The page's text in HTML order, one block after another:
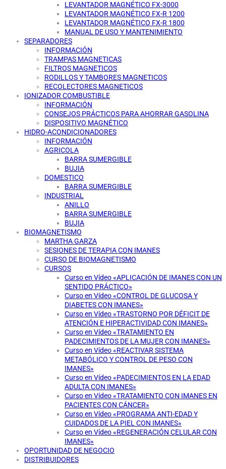
LEVANTADOR MAGNÉTICO FX-3000
LEVANTADOR MAGNÉTICO FX-R 1200
LEVANTADOR MAGNÉTICO FX-R 1800
MANUAL DE USO Y MANTENIMIENTO
SEPARADORES
INFORMACIÓN
TRAMPAS MAGNETICAS
FILTROS MAGNETICOS
RODILLOS Y TAMBORES MAGNETICOS
RECOLECTORES MAGNETICOS
IONIZADOR COMBUSTIBLE
INFORMACIÓN
CONSEJOS PRÁCTICOS PARA AHORRAR GASOLINA
DISPOSITIVO MAGNÉTICO
HIDRO-ACONDICIONADORES
INFORMACIÓN
AGRICOLA
BARRA SUMERGIBLE
BUJIA
DOMESTICO
BARRA SUMERGIBLE
INDUSTRIAL
ANILLO
BARRA SUMERGIBLE
BUJIA
BIOMAGNETISMO
MARTHA GARZA
SESIONES DE TERAPIA CON IMANES
CURSO DE BIOMAGNETISMO
CURSOS
Curso en Vídeo «APLICACIÓN DE IMANES CON UN
SENTIDO PRÁCTICO»
Curso en Vídeo «CONTROL DE GLUCOSA Y
DIABETES CON IMANES»
Curso en Vídeo «TRASTORNO POR DÉFICIT DE
ATENCIÓN E HIPERACTIVIDAD CON IMANES»
Curso en Vídeo «TRATAMIENTO EN
PADECIMIENTOS DE LA MUJER CON IMANES»
Curso en Vídeo «REACTIVAR SISTEMA
METABÓLICO Y CONTROL DE PESO CON
IMANES»
Curso en Vídeo «PADECIMIENTOS EN LA EDAD
ADULTA CON IMANES»
Curso en Vídeo «TRATAMIENTO CON IMANES EN
PACIENTES CON CÁNCER»
Curso en Vídeo «PROGRAMA ANTI-EDAD Y
CUIDADOS DE LA PIEL CON IMANES»
Curso en Vídeo «REGENERACIÓN CELULAR CON
IMANES»
OPORTUNIDAD DE NEGOCIO
DISTRIBUIDORES